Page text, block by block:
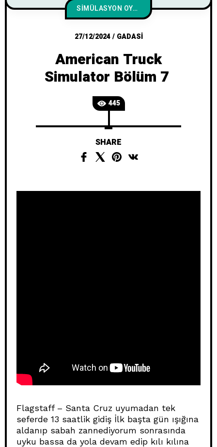
SIMÜLASYON OYUNLARI
27/12/2024/ GADASI
American Truck
Simulator Bölüm 7
445
SHARE
Flagstaff – Santa Cruz uyumadan tek
seferde 13 saatlik gidiş İlk başta gün ışığına
aldanıp sabah zannediyorum sonrasında
uyku bassa da yola devam edip kılı kılına